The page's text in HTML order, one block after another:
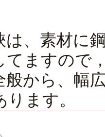
は、素材に
てますので
般から、幅
ます。